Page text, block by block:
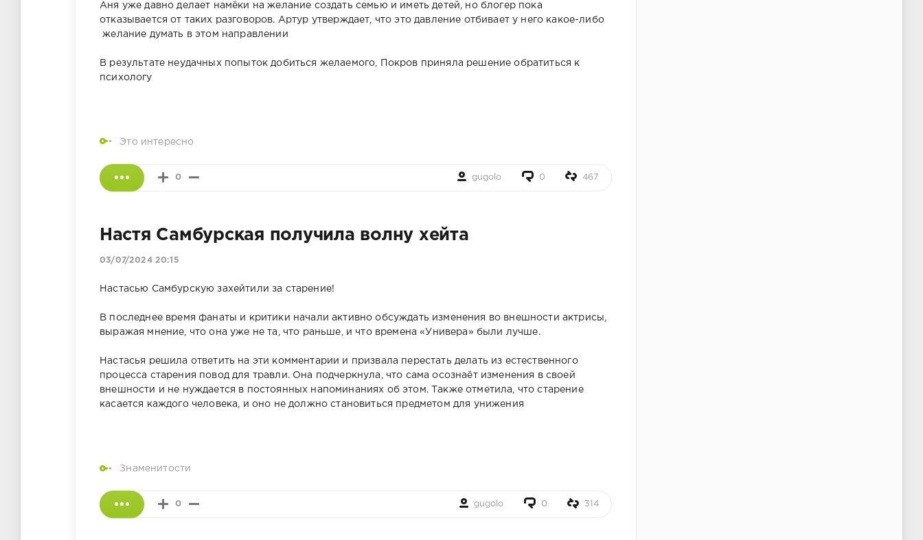
Аня уже давно делает намёки на желание создать семью и иметь детей, но блогер пока
отказывается от таких разговоров. Артур утверждает, что это давление отбивает у него какое-либо
желание думать в этом направлении
В результате неудачных попыток добиться желаемого, Покров приняла решение обратиться к
психологу
Это интересно
0 gugolo 0 467
Настя Самбурская получила волну хейта
03/07/2024 20:15
Настасью Самбурскую захейтили за старение!
В последнее время фанаты и критики начали активно обсуждать изменения во внешности актрисы,
выражая мнение, что она уже не та, что раньше, и что времена «Универа» были лучше.
Настасья решила ответить на эти комментарии и призвала перестать делать из естественного
процесса старения повод для травли. Она подчеркнула, что сама осознаёт изменения в своей
внешности и не нуждается в постоянных напоминаниях об этом. Также отметила, что старение
касается каждого человека, и оно не должно становиться предметом для унижения
Знаменитости
0 gugolo 0 314